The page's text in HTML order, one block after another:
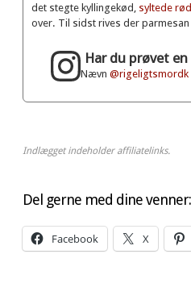
det stegte kyllingekød, syltede
over. Til sidst rives der
Har du prøvet
Nævn@rigeligtsmordk
Indlægget indeholder affiliatelinks.
Del gerne med dine venner:
Facebook X